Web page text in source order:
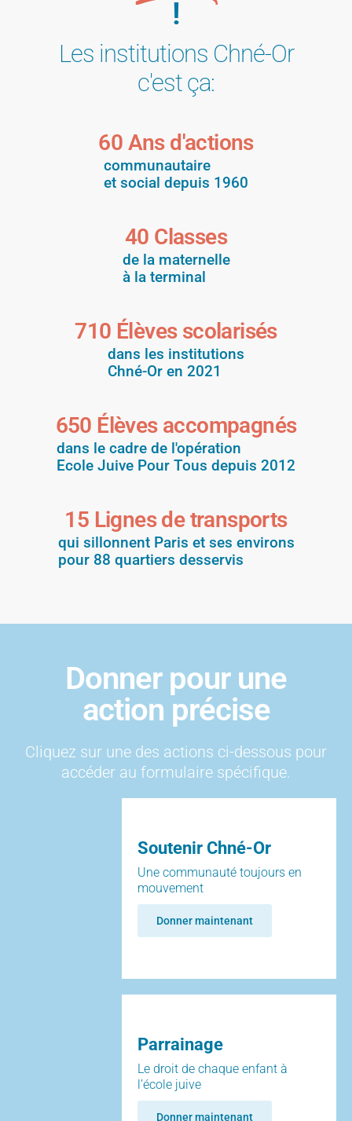
!
Les institutions Chné-Or
c'est ça:
communautaire
et social depuis 1960
60 Ans d'actions
de la maternelle
à la terminal
40 Classes
dans les institutions
Chné-Or en 2021
710 Élèves scolarisés
dans le cadre de l'opération
Ecole Juive Pour Tous depuis 2012
650 Élèves accompagnés
qui sillonnent Paris et ses environs
pour 88 quartiers desservis
15 Lignes de transports
Donner pour une
action précise
Cliquez sur une des actions ci-dessous pour
accéder au formulaire spécifique.
Soutenir Chné-Or
Une communauté toujours en
mouvement
Donner maintenant
Parrainage
Le droit de chaque enfant à
l’école juive
Donner maintenant